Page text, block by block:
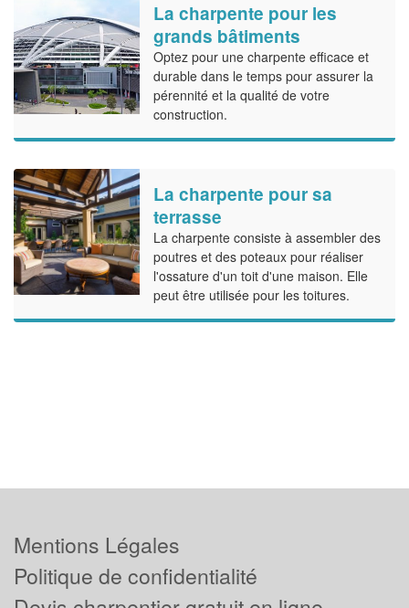
La charpente pour les
grands bâtiments
Optez pour une charpente efficace et
durable dans le temps pour assurer la
pérennité et la qualité de votre
construction.
La charpente pour sa
terrasse
La charpente consiste à assembler des
poutres et des poteaux pour réaliser
l'ossature d'un toit d'une maison. Elle
peut être utilisée pour les toitures.
Mentions Légales
Politique de confidentialité